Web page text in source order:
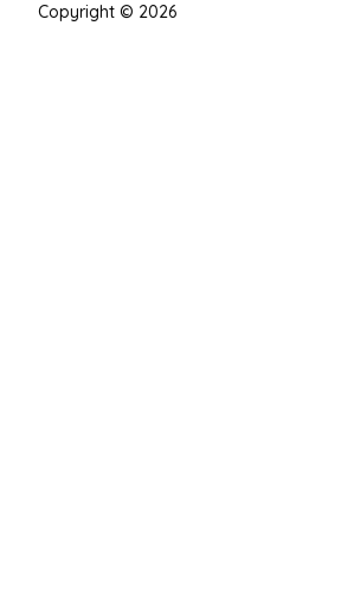
Copyright © 2026